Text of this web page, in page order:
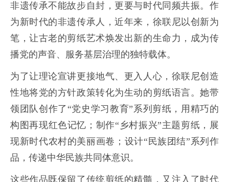
非遗传承不能故步自封，更要与时代同频共振。作
为新时代的非遗传承人，近年来，徐联尼以创新为
笔，让古老的剪纸艺术焕发出新的生命力，成为传
播党的声音、服务基层治理的独特载体。
为了让理论宣讲更接地气、更入人心，徐联尼创造
性地将党的方针政策转化为生动的剪纸语言。她带
领团队创作了“党史学习教育”系列剪纸，用精巧的
构图再现红色记忆；制作“乡村振兴”主题剪纸，展
现新时代农村的美丽画卷；设计“民族团结”系列作
品，传递中华民族共同体意识。
这些作品既保留了传统剪纸的精髓，又注入了时代